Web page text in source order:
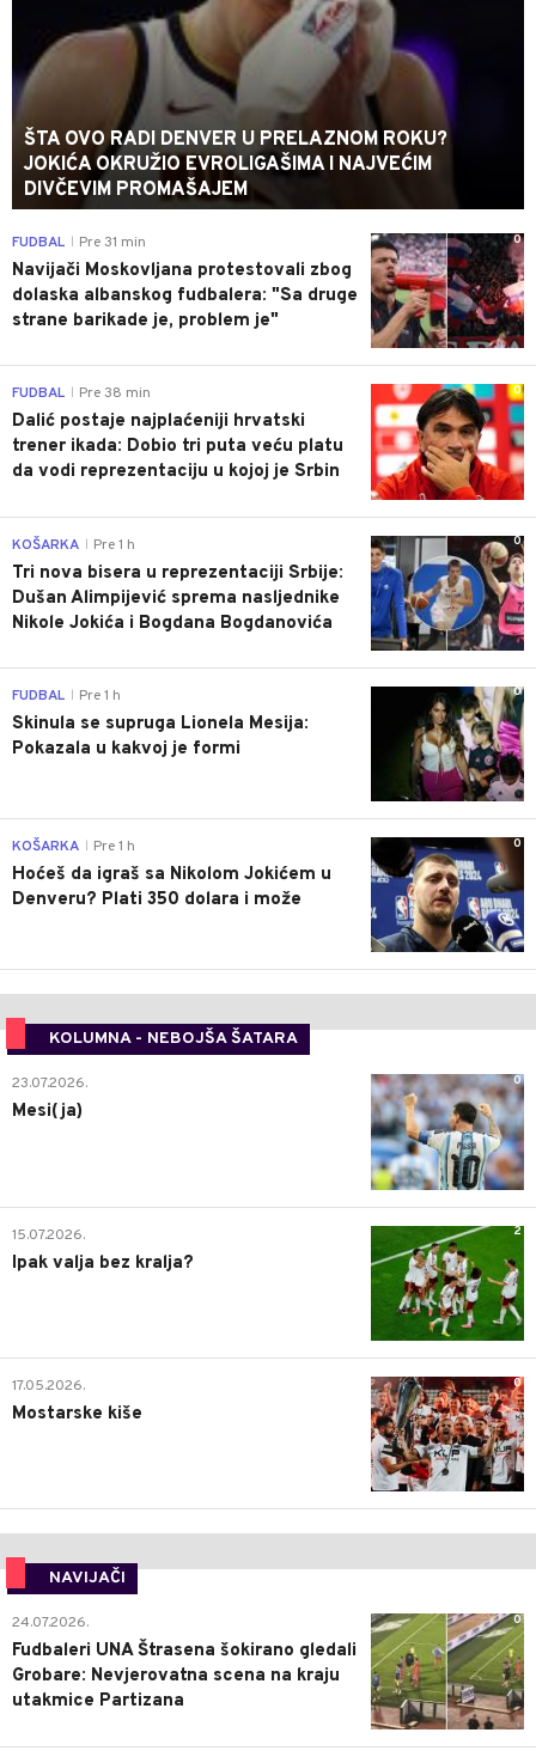
ŠTA OVO RADI DENVER U PRELAZNOM ROKU?
JOKIĆA OKRUŽIO EVROLIGAŠIMA I NAJVEĆIM
DIVČEVIM PROMAŠAJEM
0
FUDBAL Pre 31 min
Navijači Moskovljana protestovali zbog
dolaska albanskog fudbalera: "Sa druge
strane barikade je, problem je"
0
FUDBAL Pre 38 min
Dalić postaje najplaćeniji hrvatski
trener ikada: Dobio tri puta veću platu
da vodi reprezentaciju u kojoj je Srbin
0
KOŠARKA Pre 1 h
Tri nova bisera u reprezentaciji Srbije:
Dušan Alimpijević sprema nasljednike
Nikole Jokića i Bogdana Bogdanovića
0
FUDBAL Pre 1 h
Skinula se supruga Lionela Mesija:
Pokazala u kakvoj je formi
0
KOŠARKA Pre 1 h
Hoćeš da igraš sa Nikolom Jokićem u
Denveru? Plati 350 dolara i može
KOLUMNA - NEBOJŠA ŠATARA
0
23.07.2026.
Mesi(ja)
2
15.07.2026.
Ipak valja bez kralja?
0
17.05.2026.
Mostarske kiše
NAVIJAČI
0
24.07.2026.
Fudbaleri UNA Štrasena šokirano gledali
Grobare: Nevjerovatna scena na kraju
utakmice Partizana